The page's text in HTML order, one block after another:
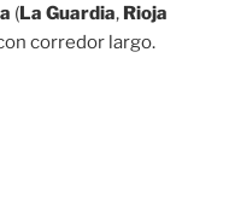
(La Guardia, Rioja
corredor largo.